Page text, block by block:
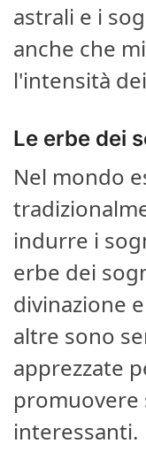
astrali e i
anche che
l'intensità
Le erbe dei
Nel mondo
indurre i
erbe dei
divinazione
altre sono
apprezzate
promuovere
interessanti.